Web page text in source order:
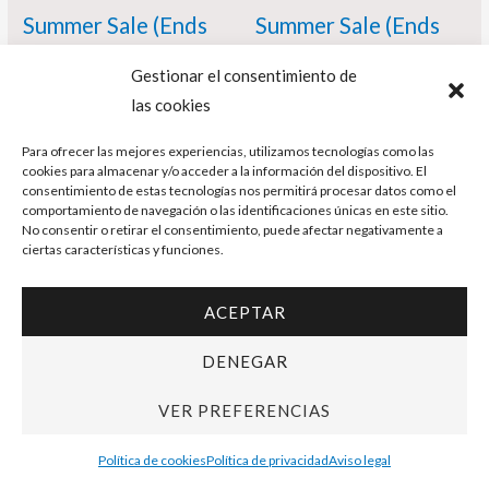
Gestionar el consentimiento de
las cookies
Para ofrecer las mejores experiencias, utilizamos tecnologías como las
cookies para almacenar y/o acceder a la información del dispositivo. El
consentimiento de estas tecnologías nos permitirá procesar datos como el
comportamiento de navegación o las identificaciones únicas en este sitio.
No consentir o retirar el consentimiento, puede afectar negativamente a
ciertas características y funciones.
ACEPTAR
DENEGAR
VER PREFERENCIAS
Política de cookiesPolítica de privacidadAviso legal
Summer Sale (Ends
August 31) // Fantasy
and science fiction –
Dibujo original –
Cera
125,00€95,00€
Summer Sale (Ends
August 31) // Futbol
Ramis
380,00€360,00€
AÑADIR AL CARRITO
¡Oferta!
es:
era: